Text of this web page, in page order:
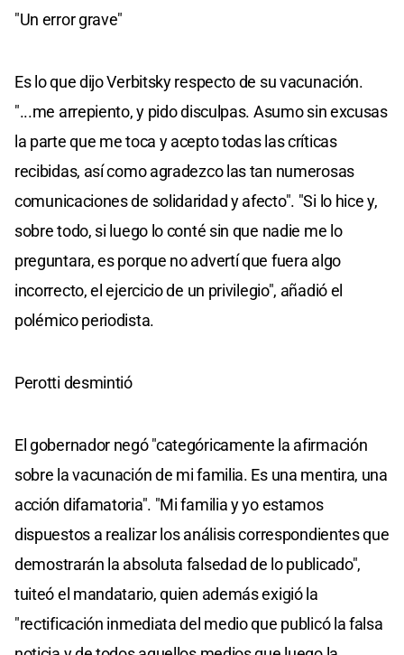
"Un error grave"
Es lo que dijo Verbitsky respecto de su vacunación.
"...me arrepiento, y pido disculpas. Asumo sin excusas
la parte que me toca y acepto todas las críticas
recibidas, así como agradezco las tan numerosas
comunicaciones de solidaridad y afecto". "Si lo hice y,
sobre todo, si luego lo conté sin que nadie me lo
preguntara, es porque no advertí que fuera algo
incorrecto, el ejercicio de un privilegio", añadió el
polémico periodista.
Perotti desmintió
El gobernador negó "categóricamente la afirmación
sobre la vacunación de mi familia. Es una mentira, una
acción difamatoria". "Mi familia y yo estamos
dispuestos a realizar los análisis correspondientes que
demostrarán la absoluta falsedad de lo publicado",
tuiteó el mandatario, quien además exigió la
"rectificación inmediata del medio que publicó la falsa